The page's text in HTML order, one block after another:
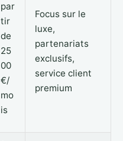
par
tir
de
25
00
€/
mo
is
Focus sur le
luxe,
partenariats
exclusifs,
service client
premium